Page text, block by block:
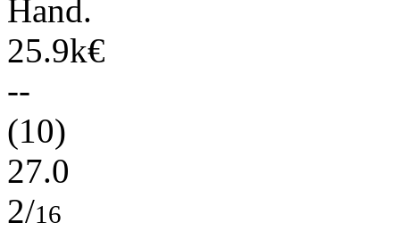
Hand.
25.9k€
--
(10)
27.0
2/16